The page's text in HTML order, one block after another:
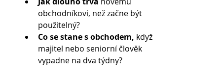
obchodníkovi, než začne být
použitelný?
Co se stane s obchodem, když
majitel nebo seniorní člověk
vypadne na dva týdny?